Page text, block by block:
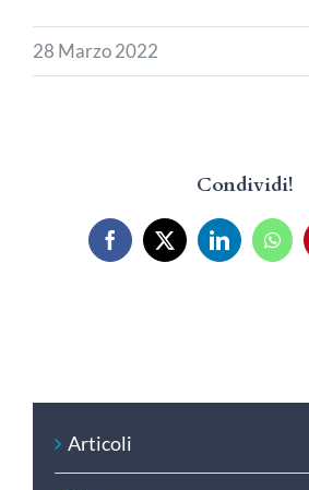
28 Marzo 2022
Condividi!
Facebook
X LinkedIn
Articoli